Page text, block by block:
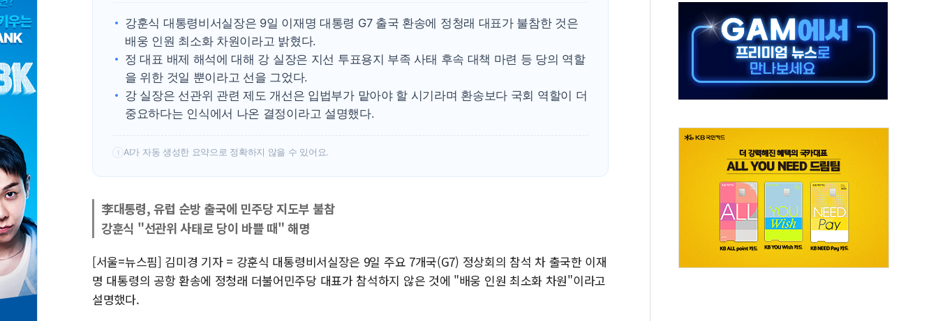
강원도 폭염특보 11일째…온열질환·가축 피해 최소화 '총력 대응'
강훈식 대통령비서실장은 9일 이재명 대통령 G7 출국 환송에 정청래 대표가 불참한 것은
배웅 인원 최소화 차원이라고 밝혔다.
정 대표 배제 해석에 대해 강 실장은 지선 투표용지 부족 사태 후속 대책 마련 등 당의 역할
을 위한 것일 뿐이라고 선을 그었다.
강 실장은 선관위 관련 제도 개선은 입법부가 맡아야 할 시기라며 환송보다 국회 역할이 더
중요하다는 인식에서 나온 결정이라고 설명했다.
! AI가 자동 생성한 요약으로 정확하지 않을 수 있어요.
李대통령, 유럽 순방 출국에 민주당 지도부 불참
강훈식 "선관위 사태로 당이 바쁠 때" 해명
[서울=뉴스핌] 김미경 기자 = 강훈식 대통령비서실장은 9일 주요 7개국(G7) 정상회의 참석 차 출국한 이재
명 대통령의 공항 환송에 정청래 더불어민주당 대표가 참석하지 않은 것에 "배웅 인원 최소화 차원"이라고
설명했다.